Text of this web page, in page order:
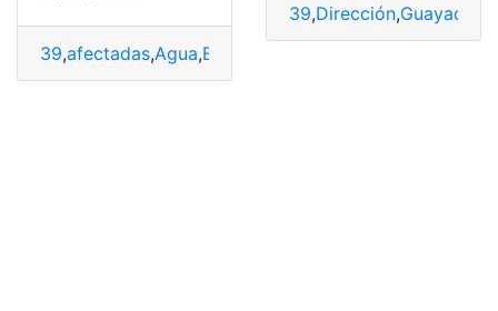
39,afectadas,Agua,Barrios
39,Dirección,Guayaquil